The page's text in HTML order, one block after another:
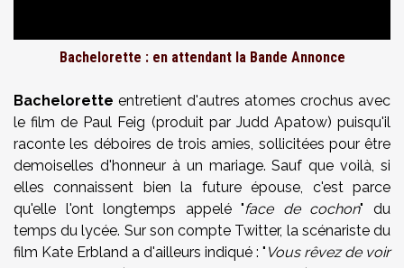
Bachelorette : en attendant la Bande Annonce
Bachelorette entretient d'autres atomes crochus avec
le film de Paul Feig (produit par Judd Apatow) puisqu'il
raconte les déboires de trois amies, sollicitées pour être
demoiselles d'honneur à un mariage. Sauf que voilà, si
elles connaissent bien la future épouse, c'est parce
qu'elle l'ont longtemps appelé "face de cochon" du
temps du lycée. Sur son compte Twitter, la scénariste du
film Kate Erbland a d'ailleurs indiqué : " Vous rêvez de voir